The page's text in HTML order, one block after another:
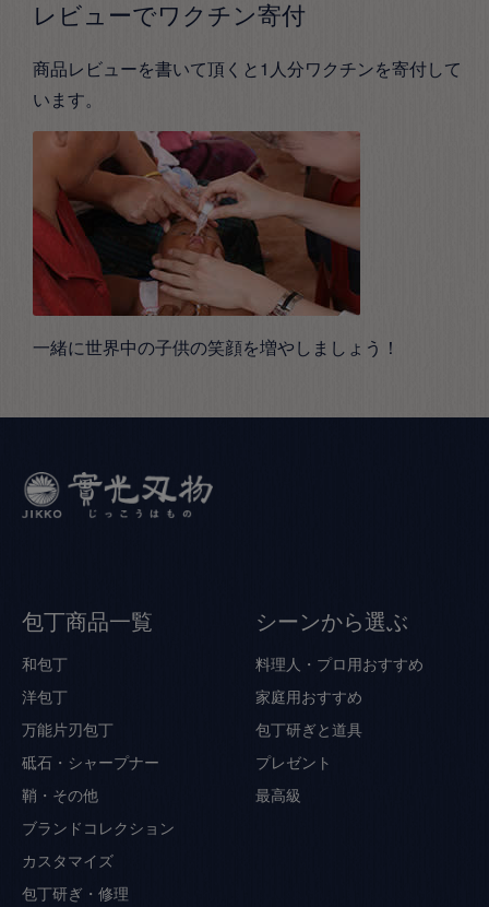
レビューでワクチン寄付
商品レビューを書いて頂くと1人分ワクチンを寄付して
います。
一緒に世界中の子供の笑顔を増やしましょう！
包丁商品一覧
和包丁
洋包丁
万能片刃包丁
砥石・シャープナー
鞘・その他
ブランドコレクション
カスタマイズ
包丁研ぎ・修理
シーンから選ぶ
料理人・プロ用おすすめ
家庭用おすすめ
包丁研ぎと道具
プレゼント
最高級